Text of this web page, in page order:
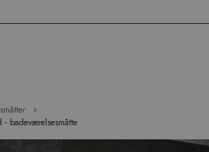
badeværelsesmåtte